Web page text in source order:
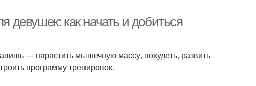
как начать и добиться
— нарастить мышечную массу, похудеть, развить
программу тренировок.